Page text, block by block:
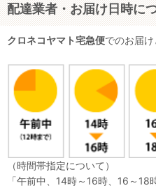
配達業者・お届け日時に
クロネコヤマト宅急便でのお届け
（時間帯指定について）
「午前中、14時～16時、16～